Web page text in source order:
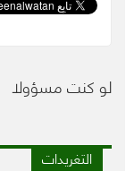
لو كنت مسؤولا
التغريدات